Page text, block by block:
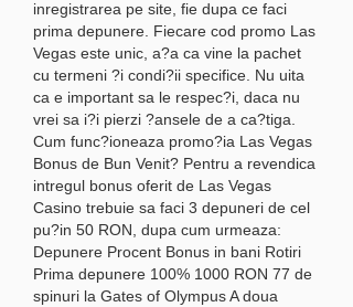
inregistrarea pe site, fie dupa ce faci
prima depunere. Fiecare cod promo Las
Vegas este unic, a?a ca vine la pachet
cu termeni ?i condi?ii specifice. Nu uita
ca e important sa le respec?i, daca nu
vrei sa i?i pierzi ?ansele de a ca?tiga.
Cum func?ioneaza promo?ia Las Vegas
Bonus de Bun Venit? Pentru a revendica
intregul bonus oferit de Las Vegas
Casino trebuie sa faci 3 depuneri de cel
pu?in 50 RON, dupa cum urmeaza:
Depunere Procent Bonus in bani Rotiri
Prima depunere 100% 1000 RON 77 de
spinuri la Gates of Olympus A doua